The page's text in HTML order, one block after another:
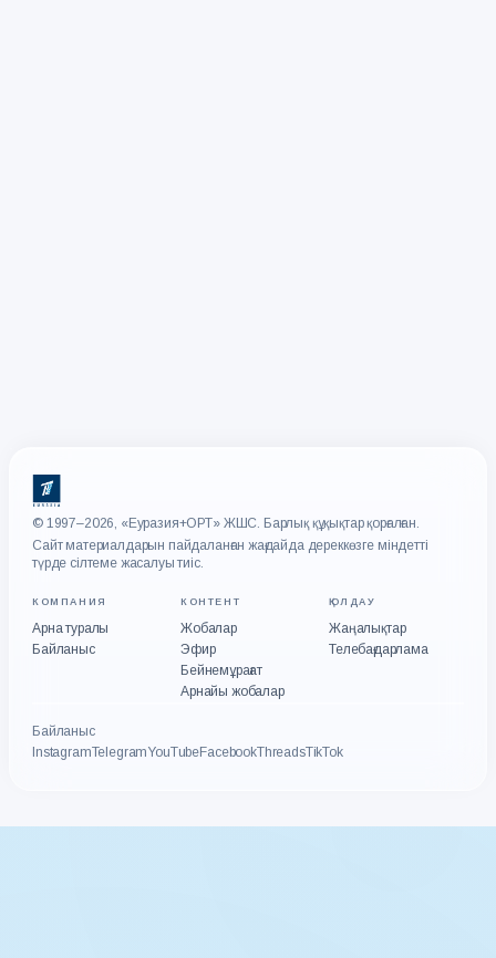
© 1997–2026, «Еуразия+ОРТ» ЖШС. Барлық құқықтар қорғалған.
Сайт материалдарын пайдаланған жағдайда дереккөзге міндетті
түрде сілтеме жасалуы тиіс.
КОМПАНИЯ
Арна туралы
Байланыс
КОНТЕНТ
Жобалар
Эфир
Бейнемұрағат
Арнайы жобалар
ҚОЛДАУ
Жаңалықтар
Телебағдарлама
Байланыс
InstagramTelegramYouTubeFacebookThreadsTikTok